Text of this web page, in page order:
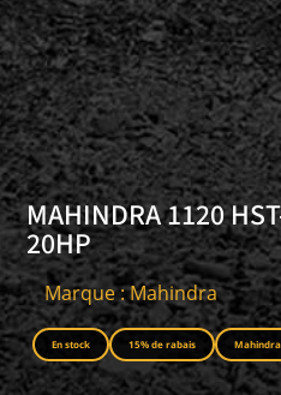
MAHINDRA 1120
20HP
Marque : Mahindra
En stock 15% de rabais Mahindra